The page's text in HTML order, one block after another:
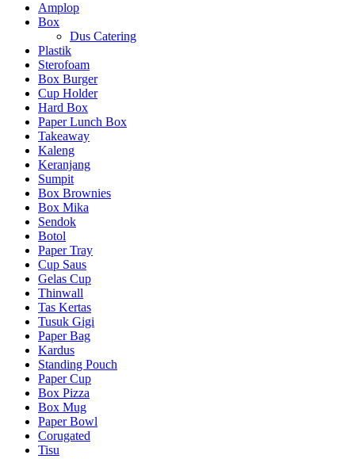
Amplop
Box
Dus Catering
Plastik
Sterofoam
Box Burger
Cup Holder
Hard Box
Paper Lunch Box
Takeaway
Kaleng
Keranjang
Sumpit
Box Brownies
Box Mika
Sendok
Botol
Paper Tray
Cup Saus
Gelas Cup
Thinwall
Tas Kertas
Tusuk Gigi
Paper Bag
Kardus
Standing Pouch
Paper Cup
Box Pizza
Box Mug
Paper Bowl
Corugated
Tisu